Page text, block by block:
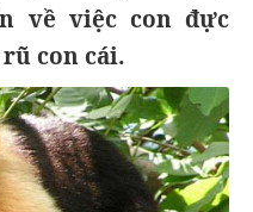
về việc con đực
con cái.